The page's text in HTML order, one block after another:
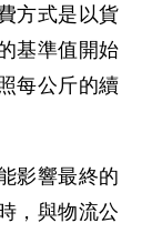
方式是以貨
基準值開始
每公斤的續
影響最終的
，與物流公